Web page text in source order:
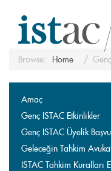
Browse: Home
Amaç
Genç ISTAC Etkinlikler
Genç ISTAC Üyelik
Geleceğin Tahkim
ISTAC Tahkim Kuralları